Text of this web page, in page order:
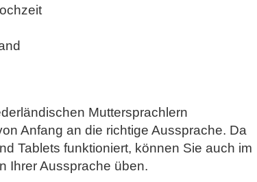
Muttersprachlern
Anfang an die richtige Aussprache. Da
Tablets funktioniert, können Sie auch im
Ihrer Aussprache üben.